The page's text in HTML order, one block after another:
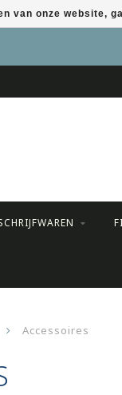
Accessoires
van onze website,